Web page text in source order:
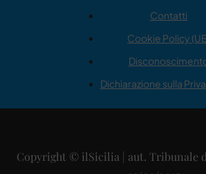
Contatti
Cookie Policy
Dichiarazione sulla
Copyright © ilSicilia | aut. Tribunale